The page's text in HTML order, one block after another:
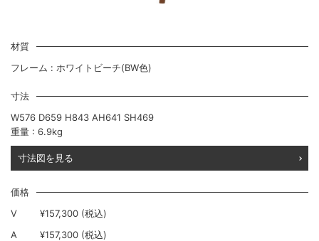
材質
フレーム : ホワイトビーチ(BW色)
寸法
W576 D659 H843 AH641 SH469
重量 : 6.9kg
寸法図を見る
価格
V
¥157,300 (税込)
A
¥157,300 (税込)